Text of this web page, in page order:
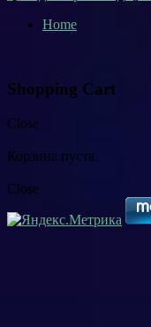
Home
Shopping Cart
Close
Корзина пуста.
Close